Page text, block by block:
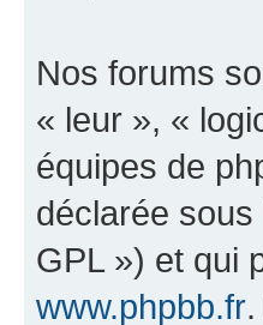
Nos forums
« leur », «
équipes de
déclarée sous
GPL ») et qui
www.phpbb.fr